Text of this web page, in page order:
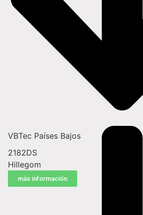
VBTec Países Bajos
2182DS
Hillegom
más información